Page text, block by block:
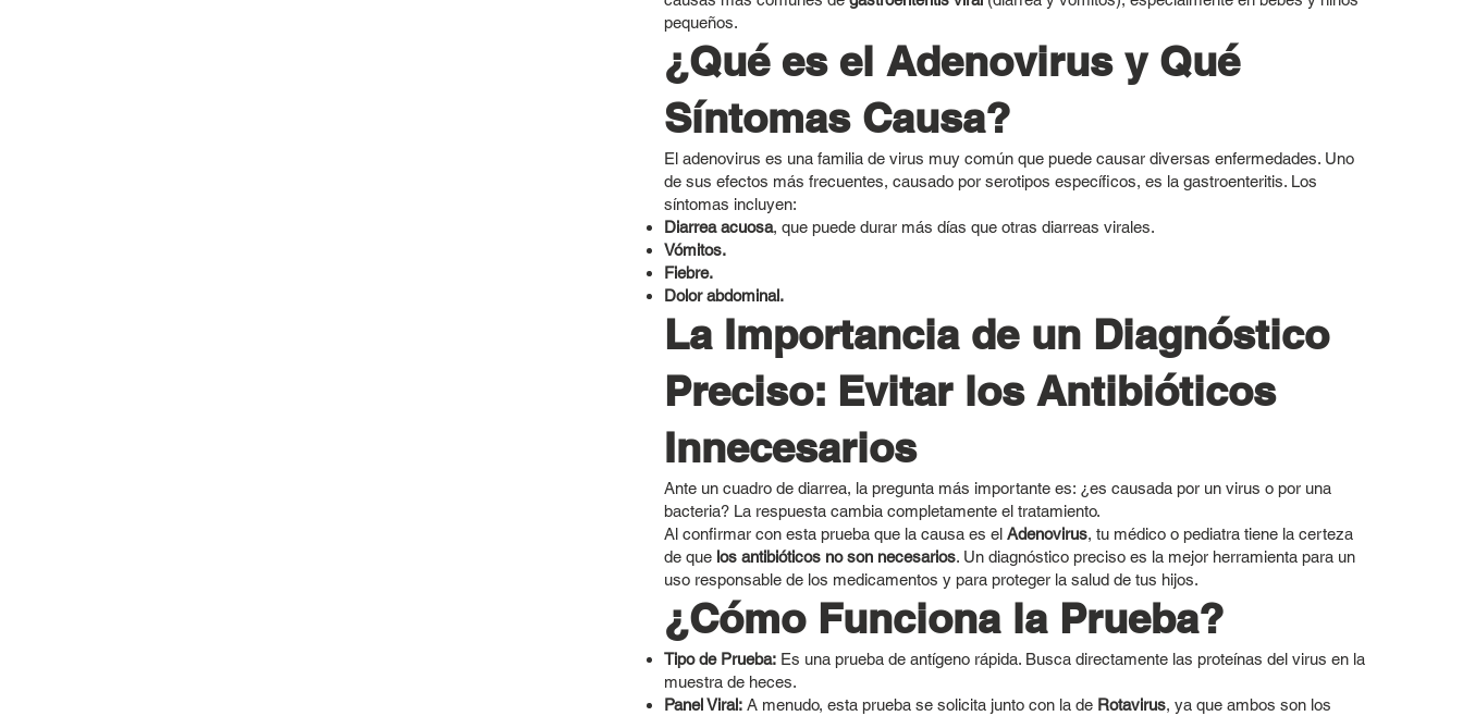
pequeños.
¿Qué es el Adenovirus y Qué
Síntomas Causa?
El adenovirus es una familia de virus muy común que puede causar diversas enfermedades. Uno
de sus efectos más frecuentes, causado por serotipos específicos, es la gastroenteritis. Los
síntomas incluyen:
Diarrea acuosa, que puede durar más días que otras diarreas virales.
Vómitos.
Fiebre.
Dolor abdominal.
La Importancia de un Diagnóstico
Preciso: Evitar los Antibióticos
Innecesarios
Ante un cuadro de diarrea, la pregunta más importante es: ¿es causada por un virus o por una
bacteria? La respuesta cambia completamente el tratamiento.
Al confirmar con esta prueba que la causa es elAdenovirus, tu médico o pediatra tiene la certeza
de que los antibióticos no son necesarios. Un diagnóstico preciso es la mejor herramienta para un
uso responsable de los medicamentos y para proteger la salud de tus hijos.
¿Cómo Funciona la Prueba?
Tipo de Prueba: Es una prueba de antígeno rápida. Busca directamente las proteínas del virus en la
muestra de heces.
Panel Viral: A menudo, esta prueba se solicita junto con la de Rotavirus, ya que ambos son los